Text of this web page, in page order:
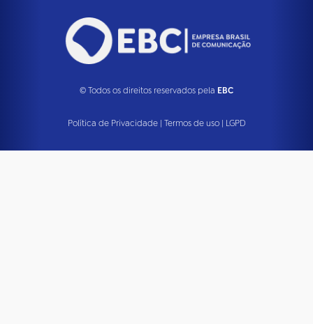
© Todos os direitos reservados pela EBC
Política de Privacidade| Termos de uso| LGPD